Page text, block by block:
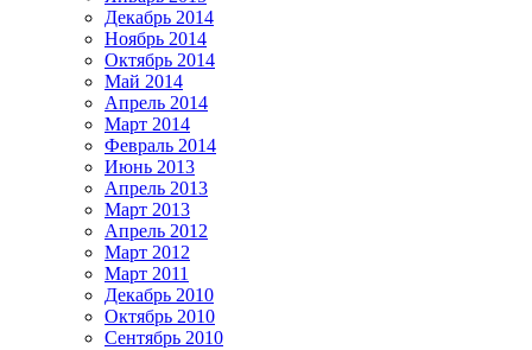
Декабрь 2014
Ноябрь 2014
Октябрь 2014
Май 2014
Апрель 2014
Март 2014
Февраль 2014
Июнь 2013
Апрель 2013
Март 2013
Апрель 2012
Март 2012
Март 2011
Декабрь 2010
Октябрь 2010
Сентябрь 2010